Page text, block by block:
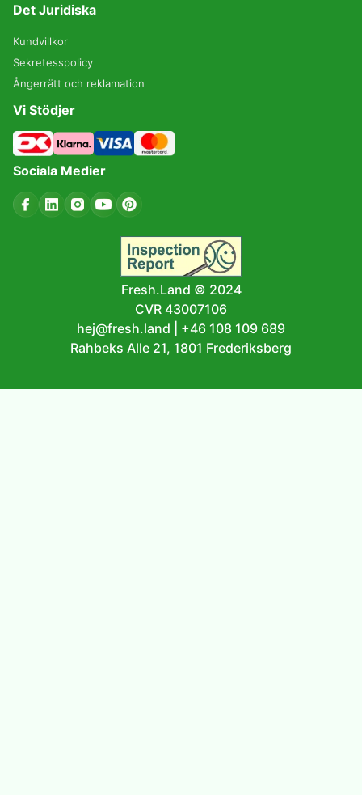
Det Juridiska
Kundvillkor
Sekretesspolicy
Ångerrätt och reklamation
Vi Stödjer
Sociala Medier
Fresh.Land © 2024
CVR 43007106
hej@fresh.land
+46 108 109 689
Rahbeks Alle 21, 1801 Frederiksberg